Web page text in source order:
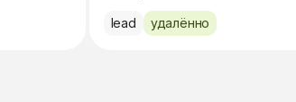
lead удалённо